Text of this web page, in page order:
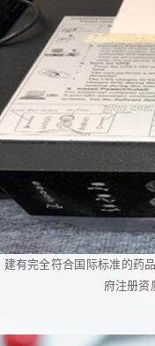
建有完全符合国际标准的药
府注册资